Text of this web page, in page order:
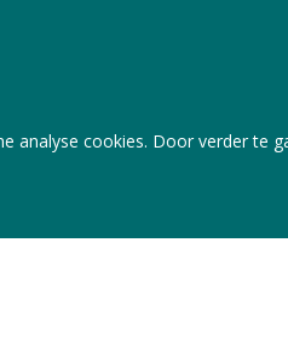
analyse cookies. Door verder te